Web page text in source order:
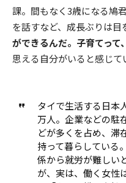
課。間もなく3歳になる鳩
を話すなど、成長ぶりは目
ができるんだ。子育てって
思える自分がいると感じて
タイで生活する日本
万人。企業などの駐
どが多くを占め、滞
持って暮らしている
係から就労が難しい
が、実は、働く女性